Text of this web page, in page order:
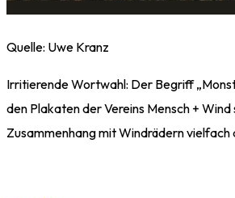
Quelle: Uwe Kranz
Irritierende Wortwahl: Der Begriff
den Plakaten der Vereins Mensch +
Zusammenhang mit Windrädern vielfach